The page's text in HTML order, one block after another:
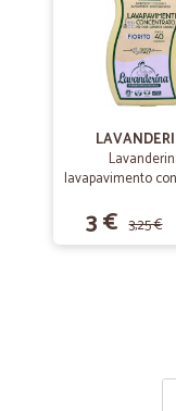
lavapavimento
3 € 3,25 €